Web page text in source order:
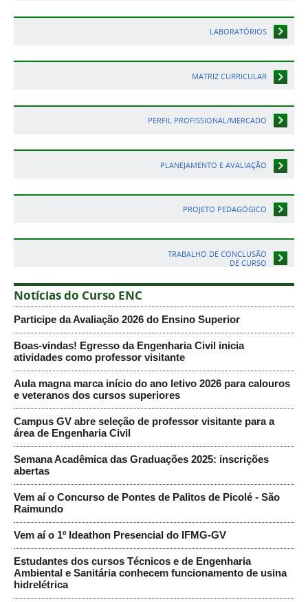
LABORATÓRIOS
MATRIZ CURRICULAR
PERFIL PROFISSIONAL/MERCADO
PLANEJAMENTO E AVALIAÇÃO
PROJETO PEDAGÓGICO
TRABALHO DE CONCLUSÃO
DE CURSO
Notícias do Curso ENC
Participe da Avaliação 2026 do Ensino Superior
Boas-vindas! Egresso da Engenharia Civil inicia
atividades como professor visitante
Aula magna marca início do ano letivo 2026 para calouros
e veteranos dos cursos superiores
Campus GV abre seleção de professor visitante para a
área de Engenharia Civil
Semana Acadêmica das Graduações 2025: inscrições
abertas
Vem aí o Concurso de Pontes de Palitos de Picolé - São
Raimundo
Vem aí o 1º Ideathon Presencial do IFMG-GV
Estudantes dos cursos Técnicos e de Engenharia
Ambiental e Sanitária conhecem funcionamento de usina
hidrelétrica